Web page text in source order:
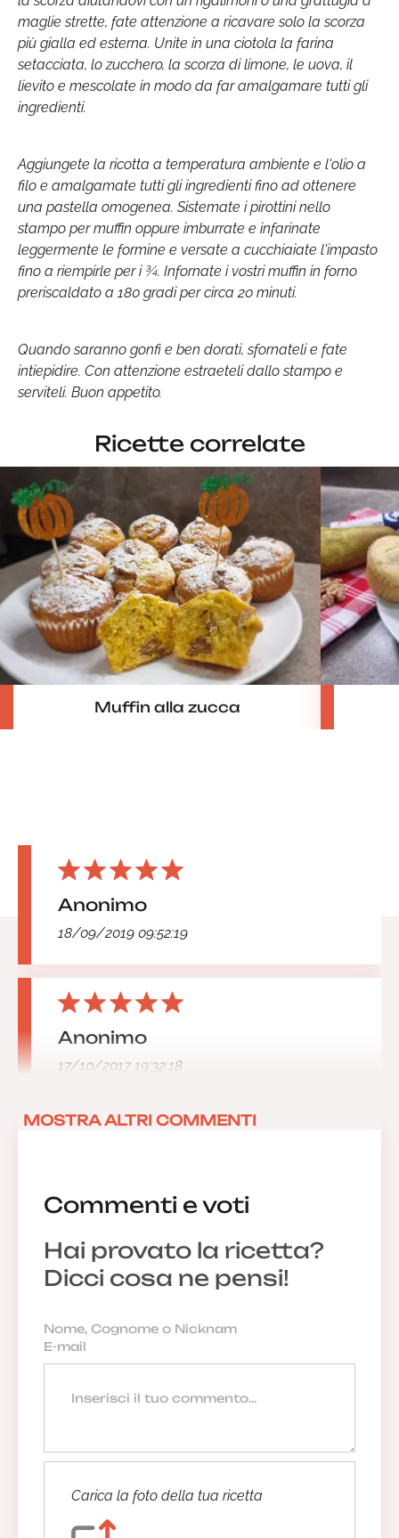
maglie strette, fate attenzione a ricavare solo la scorza
più gialla ed esterna. Unite in una ciotola la farina
setacciata, lo zucchero, la scorza di limone, le uova, il
lievito e mescolate in modo da far amalgamare tutti gli
ingredienti.
Aggiungete la ricotta a temperatura ambiente e l'olio a
filo e amalgamate tutti gli ingredienti fino ad ottenere
una pastella omogenea. Sistemate i pirottini nello
stampo per muffin oppure imburrate e infarinate
leggermente le formine e versate a cucchiaiate l'impasto
fino a riempirle per i ¾. Infornate i vostri muffin in forno
preriscaldato a 180 gradi per circa 20 minuti.
Quando saranno gonfi e ben dorati, sfornateli e fate
intiepidire. Con attenzione estraeteli dallo stampo e
serviteli. Buon appetito.
Ricette correlate
Muffin alla zucca
Commenti e voti
Hai provato la ricetta?
Dicci cosa ne pensi!
Carica la foto della tua ricetta
Anonimo
18/09/2019 09:52:19
Anonimo
17/10/2017 19:32:18
MOSTRA ALTRI COMMENTI